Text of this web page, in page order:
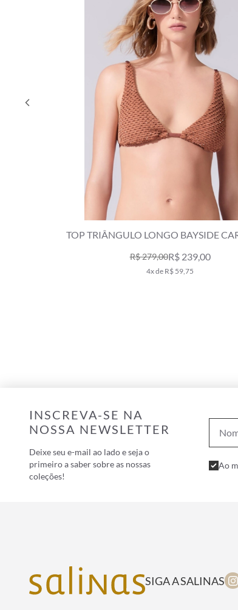
TOP TRIÂNGULO LONGO BAYSIDE
R$ 279,00R$ 239,00
4x de R$ 59,75
INSCREVA-SE NA
NOSSA NEWSLETTER
Deixe seu e-mail ao lado e seja o
primeiro a saber sobre as nossas
coleções!
Ao
SIGA A SALINAS